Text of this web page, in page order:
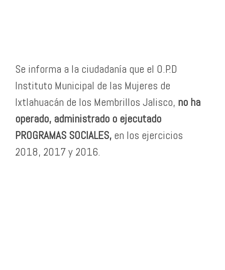
Se informa a la ciudadanía que el O.P.D
Instituto Municipal de las Mujeres de
Ixtlahuacán de los Membrillos Jalisco, no ha
operado, administrado o ejecutado
PROGRAMAS SOCIALES, en los ejercicios
2018, 2017 y 2016.